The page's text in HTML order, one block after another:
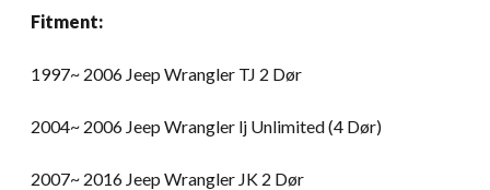
Fitment:
1997~ 2006 Jeep Wrangler TJ 2 Dør
2004~ 2006 Jeep Wrangler lj Unlimited (4 Dør)
2007~ 2016 Jeep Wrangler JK 2 Dør